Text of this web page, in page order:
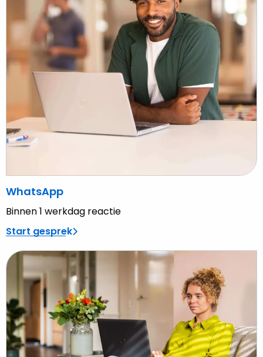
WhatsApp
Binnen 1 werkdag reactie
Start gesprek
Lees
meer
Vul
het
formulier
in